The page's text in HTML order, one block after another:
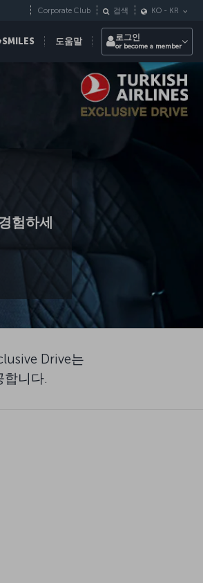
도움말
Corporate Club 검색 KO - KR
로그인
or become a member
험하세
Drive는
합니다.